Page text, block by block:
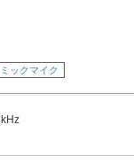
ックマイク